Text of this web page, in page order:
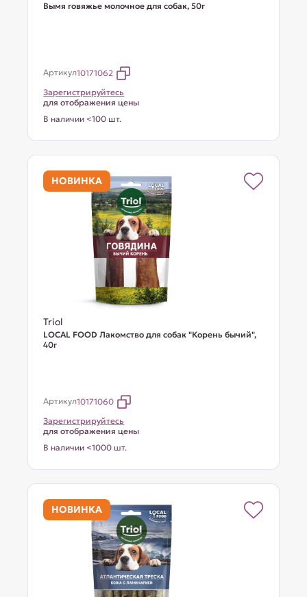
Вымя говяжье молочное для собак, 50г
Артикул10171062
Зарегистрируйтесь
для отображения цены
В наличии <100 шт.
НОВИНКА
Triol
LOCAL FOOD Лакомство для собак "Корень бычий",
40г
Артикул10171060
Зарегистрируйтесь
для отображения цены
В наличии <1000 шт.
НОВИНКА